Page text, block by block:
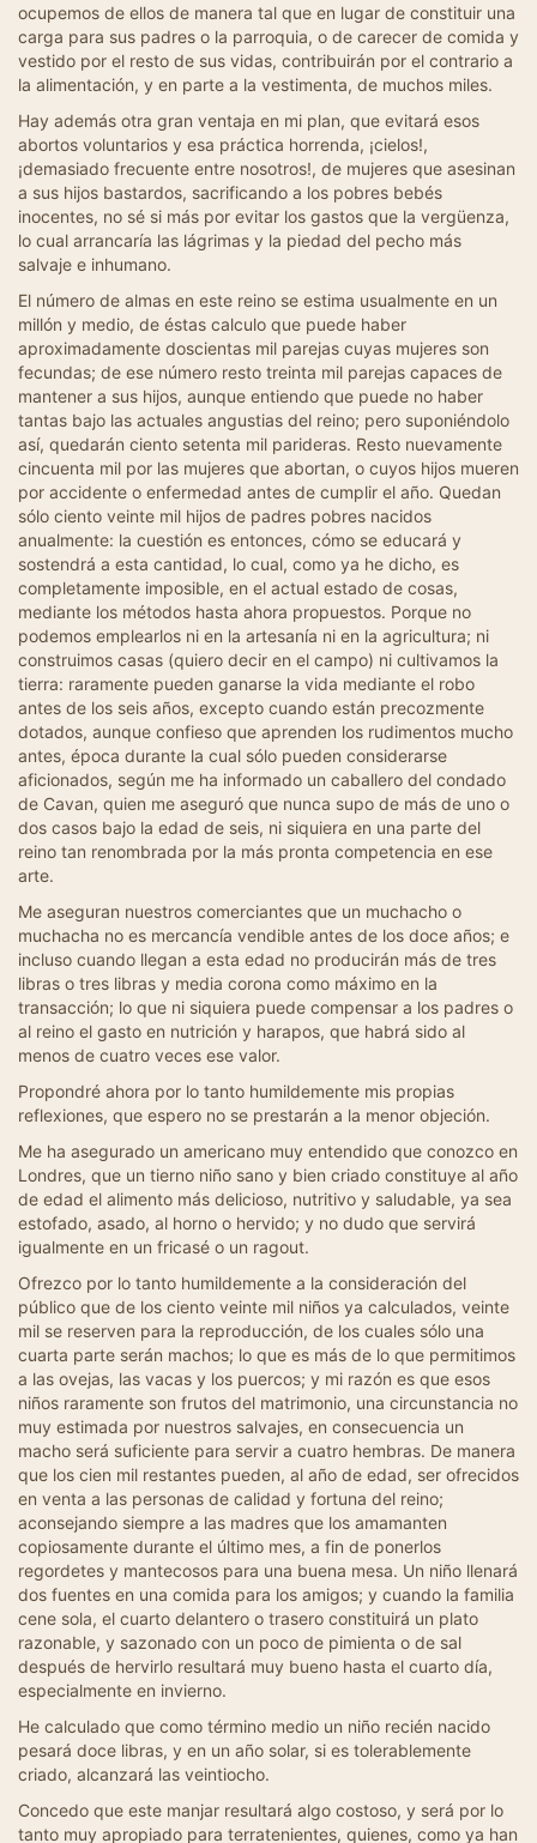
ocupemos de ellos de manera tal que en lugar de constituir una
carga para sus padres o la parroquia, o de carecer de comida y
vestido por el resto de sus vidas, contribuirán por el contrario a
la alimentación, y en parte a la vestimenta, de muchos miles.
Hay además otra gran ventaja en mi plan, que evitará esos
abortos voluntarios y esa práctica horrenda, ¡cielos!,
¡demasiado frecuente entre nosotros!, de mujeres que asesinan
a sus hijos bastardos, sacrificando a los pobres bebés
inocentes, no sé si más por evitar los gastos que la vergüenza,
lo cual arrancaría las lágrimas y la piedad del pecho más
salvaje e inhumano.
El número de almas en este reino se estima usualmente en un
millón y medio, de éstas calculo que puede haber
aproximadamente doscientas mil parejas cuyas mujeres son
fecundas; de ese número resto treinta mil parejas capaces de
mantener a sus hijos, aunque entiendo que puede no haber
tantas bajo las actuales angustias del reino; pero suponiéndolo
así, quedarán ciento setenta mil parideras. Resto nuevamente
cincuenta mil por las mujeres que abortan, o cuyos hijos mueren
por accidente o enfermedad antes de cumplir el año. Quedan
sólo ciento veinte mil hijos de padres pobres nacidos
anualmente: la cuestión es entonces, cómo se educará y
sostendrá a esta cantidad, lo cual, como ya he dicho, es
completamente imposible, en el actual estado de cosas,
mediante los métodos hasta ahora propuestos. Porque no
podemos emplearlos ni en la artesanía ni en la agricultura; ni
construimos casas (quiero decir en el campo) ni cultivamos la
tierra: raramente pueden ganarse la vida mediante el robo
antes de los seis años, excepto cuando están precozmente
dotados, aunque confieso que aprenden los rudimentos mucho
antes, época durante la cual sólo pueden considerarse
aficionados, según me ha informado un caballero del condado
de Cavan, quien me aseguró que nunca supo de más de uno o
dos casos bajo la edad de seis, ni siquiera en una parte del
reino tan renombrada por la más pronta competencia en ese
arte.
Me aseguran nuestros comerciantes que un muchacho o
muchacha no es mercancía vendible antes de los doce años; e
incluso cuando llegan a esta edad no producirán más de tres
libras o tres libras y media corona como máximo en la
transacción; lo que ni siquiera puede compensar a los padres o
al reino el gasto en nutrición y harapos, que habrá sido al
menos de cuatro veces ese valor.
Propondré ahora por lo tanto humildemente mis propias
reflexiones, que espero no se prestarán a la menor objeción.
Me ha asegurado un americano muy entendido que conozco en
Londres, que un tierno niño sano y bien criado constituye al año
de edad el alimento más delicioso, nutritivo y saludable, ya sea
estofado, asado, al horno o hervido; y no dudo que servirá
igualmente en un fricasé o un ragout.
Ofrezco por lo tanto humildemente a la consideración del
público que de los ciento veinte mil niños ya calculados, veinte
mil se reserven para la reproducción, de los cuales sólo una
cuarta parte serán machos; lo que es más de lo que permitimos
a las ovejas, las vacas y los puercos; y mi razón es que esos
niños raramente son frutos del matrimonio, una circunstancia no
muy estimada por nuestros salvajes, en consecuencia un
macho será suficiente para servir a cuatro hembras. De manera
que los cien mil restantes pueden, al año de edad, ser ofrecidos
en venta a las personas de calidad y fortuna del reino;
aconsejando siempre a las madres que los amamanten
copiosamente durante el último mes, a fin de ponerlos
regordetes y mantecosos para una buena mesa. Un niño llenará
dos fuentes en una comida para los amigos; y cuando la familia
cene sola, el cuarto delantero o trasero constituirá un plato
razonable, y sazonado con un poco de pimienta o de sal
después de hervirlo resultará muy bueno hasta el cuarto día,
especialmente en invierno.
He calculado que como término medio un niño recién nacido
pesará doce libras, y en un año solar, si es tolerablemente
criado, alcanzará las veintiocho.
Concedo que este manjar resultará algo costoso, y será por lo
tanto muy apropiado para terratenientes, quienes, como ya han